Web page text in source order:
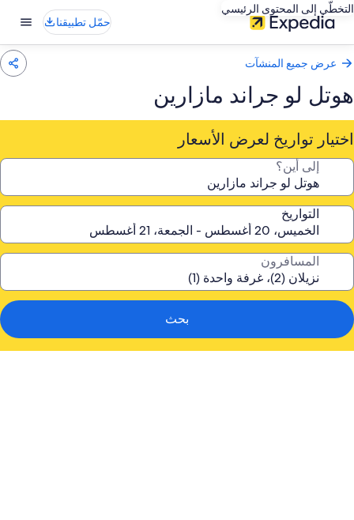
التخطّي إلى المحتوى الرئيسي
حمّل تطبيقنا
عرض جميع المنشآت
هوتل لو جراند مازارين
اختيار تواريخ لعرض الأسعار
إلى أين؟
التواريخ
المسافرون
بحث